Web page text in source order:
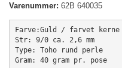
Varenummer: 62B 640035
Farve:Guld / farvet kerne
Str: 9/0 ca. 2,6 mm
Type: Toho rund perle
Gram: 40 gram pr. pose